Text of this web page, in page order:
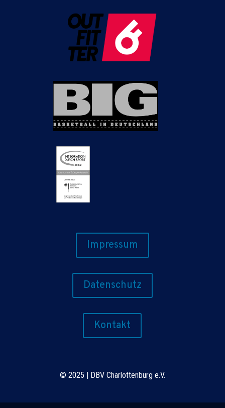
Impressum
Datenschutz
Kontakt
© 2025 | DBV Charlottenburg e.V.